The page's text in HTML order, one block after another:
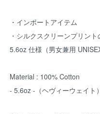
・インポートアイテム
・シルクスクリーンプリント
5.6oz 仕様（男女兼用 UNISEX
Material : 100% Cotton
- 5.6oz -（ヘヴィーウェイト）